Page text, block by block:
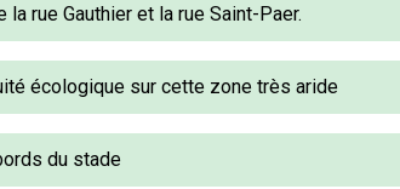
rue Gauthier et la rue Saint-Paer.
écologique sur cette zone très aride
du stade